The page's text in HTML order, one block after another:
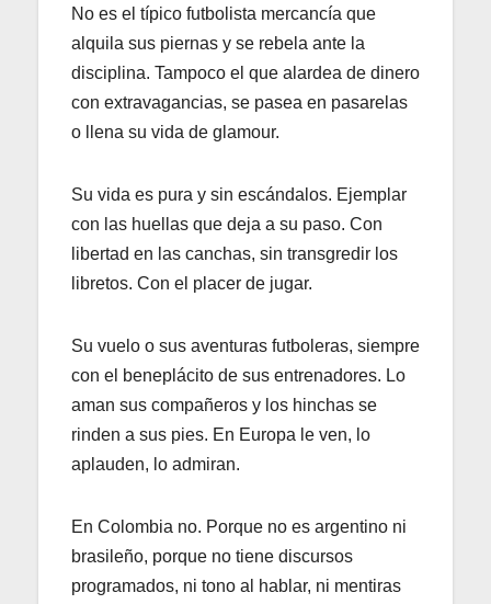
No es el típico futbolista mercancía que
alquila sus piernas y se rebela ante la
disciplina. Tampoco el que alardea de dinero
con extravagancias, se pasea en pasarelas
o llena su vida de glamour.
Su vida es pura y sin escándalos. Ejemplar
con las huellas que deja a su paso. Con
libertad en las canchas, sin transgredir los
libretos. Con el placer de jugar.
Su vuelo o sus aventuras futboleras, siempre
con el beneplácito de sus entrenadores. Lo
aman sus compañeros y los hinchas se
rinden a sus pies. En Europa le ven, lo
aplauden, lo admiran.
En Colombia no. Porque no es argentino ni
brasileño, porque no tiene discursos
programados, ni tono al hablar, ni mentiras